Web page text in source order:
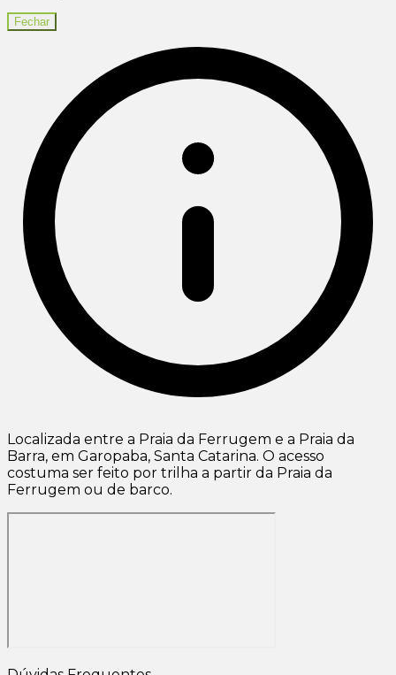
Fechar
Localizada entre a Praia da Ferrugem e a Praia da
Barra, em Garopaba, Santa Catarina. O acesso
costuma ser feito por trilha a partir da Praia da
Ferrugem ou de barco.